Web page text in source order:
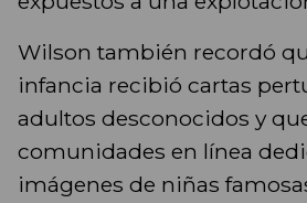
Wilson también recordó
infancia recibió cartas
adultos desconocidos y
comunidades en línea
imágenes de niñas